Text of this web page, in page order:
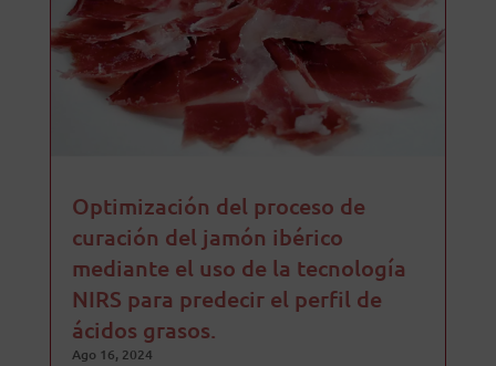
Optimización del proceso de
curación del jamón ibérico
mediante el uso de la tecnología
NIRS para predecir el perfil de
ácidos grasos.
Ago 16, 2024